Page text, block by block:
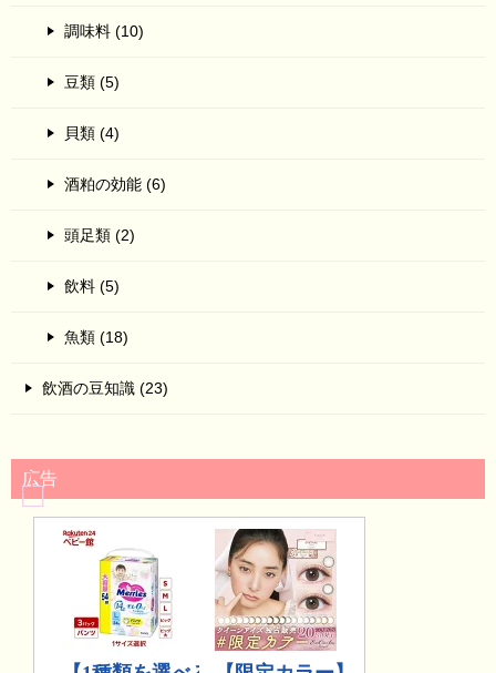
調味料 (10)
豆類 (5)
貝類 (4)
酒粕の効能 (6)
頭足類 (2)
飲料 (5)
魚類 (18)
飲酒の豆知識 (23)
広告